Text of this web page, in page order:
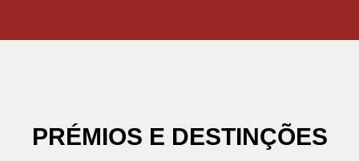
PRÉMIOS E DESTINÇÕES